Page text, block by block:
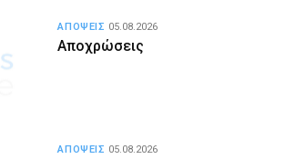
Αποχρώσεις
ΑΠΟΨΕΙΣ 05.08.2026
ΑΠΟΨΕΙΣ 05.08.2026